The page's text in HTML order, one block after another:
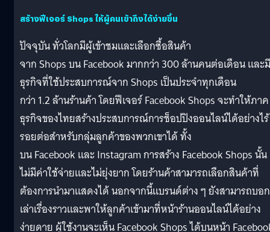
สร้างฟีเจอร์ Shopsให้ผู้คนเข้าถึงได้ง่ายขึ้น
ปัจจุบัน ทั่วโลกมีผู้เข้าชมและเลือกซื้อสินค้า
จาก Shops บน Facebook มากกว่า 300 ล้านคนต่อเดือน และมี
ธุรกิจที่ใช้ประสบการณ์จาก Shops เป็นประจำทุกเดือน
กว่า 1.2 ล้านร้านค้า โดยฟีเจอร์ Facebook Shops จะทำให้ภาค
ธุรกิจของไทยสร้างประสบการณ์การช็อปปิงออนไลน์ได้อย่างไร้
รอยต่อสำหรับกลุ่มลูกค้าของพวกเขาได้ ทั้ง
บน Facebook และ Instagram การสร้าง Facebook Shops นั้น
ไม่มีค่าใช้จ่ายและไม่ยุ่งยาก โดยร้านค้าสามารถเลือกสินค้าที่
ต้องการนำมาแสดงได้ นอกจากนี้แบรนด์ต่าง ๆ ยังสามารถบอก
เล่าเรื่องราวและพาให้ลูกค้าเข้ามาที่หน้าร้านออนไลน์ได้อย่าง
ง่ายดาย ผู้ใช้งานจะเห็น Facebook Shops ได้บนหน้า